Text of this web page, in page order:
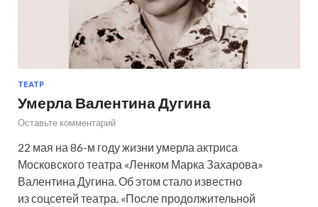
ТЕАТР
Умерла Валентина Дугина
Оставьте комментарий
22 мая на 86-м году жизни умерла актриса
Московского театра «Ленком Марка Захарова»
Валентина Дугина. Об этом стало известно
из соцсетей театра. «После продолжительной